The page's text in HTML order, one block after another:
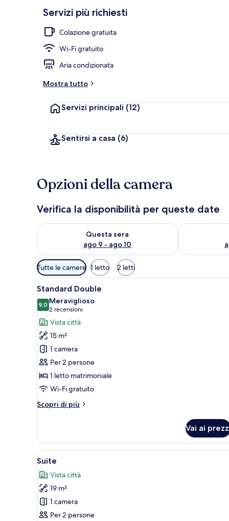
Servizi più richiesti
Colazione gratuita
Wi-Fi gratuito
Aria condizionata
Mostra tutto
Servizi principali (12)
Sentirsi a casa (6)
Opzioni della camera
Verifica la disponibilità per queste date
Questa sera
ago 9 - ago 10
Verifica la disponibilità per questa sera, ago 9 - ago
Verifica la
Filtri
disponibili
per
le
camere
Tutte le camere 1 letto 2 letti
Apri
tutte
le
foto
per
Standard
Double
Una camera d'albergo
10
Standard Double
9,09,0 su 10
Meraviglioso
2 recensioni
(2
recensioni)
Vista città
15 m²
1 camera
Per 2 persone
1 letto matrimoniale
Wi-Fi gratuito
Scopri di più
Altri
Double
Vai ai
Apri
tutte
le
foto
per
Suite
Una camera d'albergo
9
Suite
Vista città
19 m²
1 camera
Per 2 persone